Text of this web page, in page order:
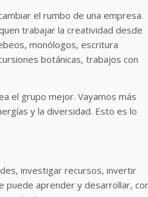
el rumbo de una empresa.
trabajar la creatividad desde
monólogos, escritura
botánicas, trabajos con
el grupo mejor. Vayamos más
y la diversidad. Esto es lo
investigar recursos, invertir
puede aprender y desarrollar,